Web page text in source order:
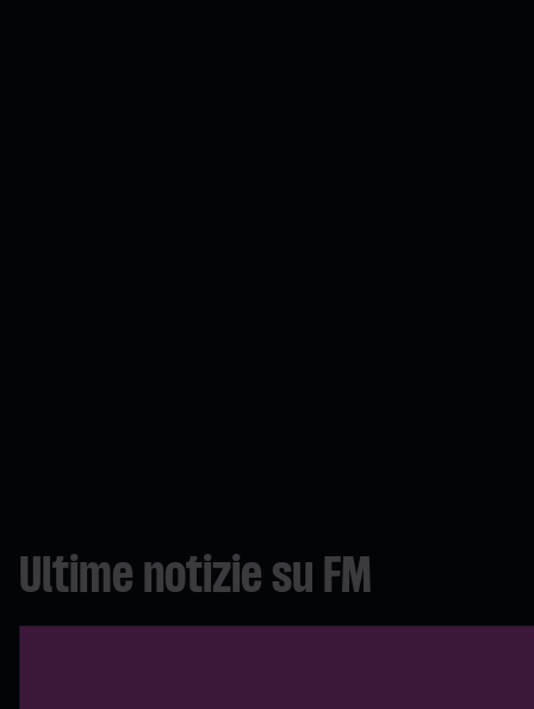
Ultime notizie su FM